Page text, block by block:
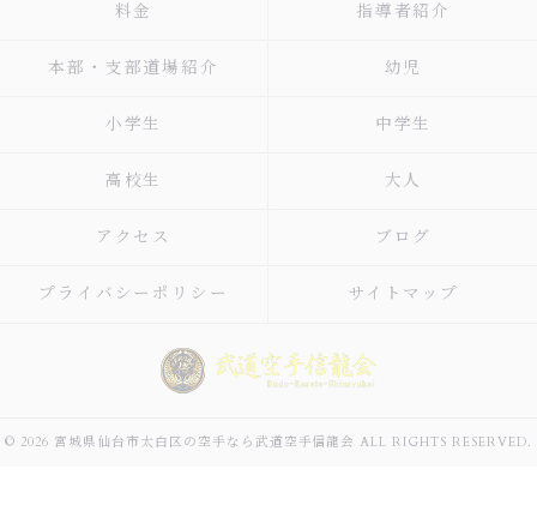
料金 指導者紹介
本部・支部道場紹介 幼児
小学生 中学生
高校生 大人
アクセス ブログ
プライバシーポリシー サイトマップ
© 2026 宮城県仙台市太白区の空手なら武道空手信龍会 ALL RIGHTS RESERVED.